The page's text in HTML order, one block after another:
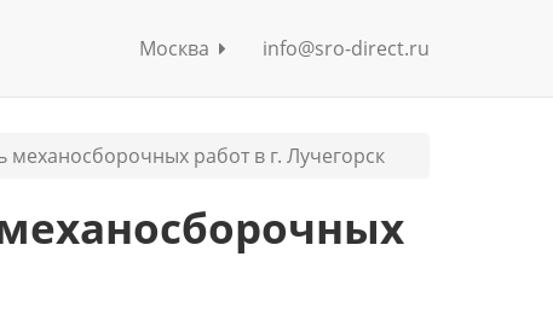
Москва info@sro-direct.ru
механосборочных работ в г. Лучегорск